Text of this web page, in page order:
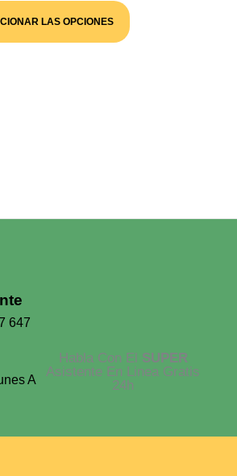
Desde
12,00 €
LAS OPCIONES
Producto
Tiene
647
A
Habla Con El SUPER
Asistente En Linea Gratis
24h